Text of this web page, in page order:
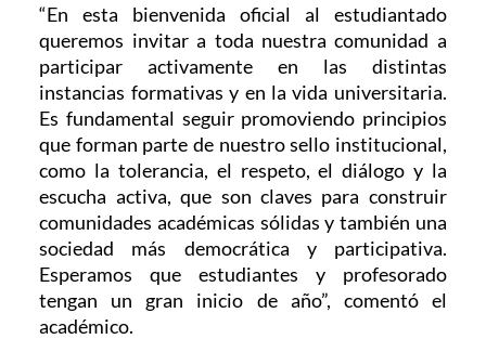
“En esta bienvenida oficial al estudiantado
queremos invitar a toda nuestra comunidad a
participar activamente en las distintas
instancias formativas y en la vida universitaria.
Es fundamental seguir promoviendo principios
que forman parte de nuestro sello institucional,
como la tolerancia, el respeto, el diálogo y la
escucha activa, que son claves para construir
comunidades académicas sólidas y también una
sociedad más democrática y participativa.
Esperamos que estudiantes y profesorado
tengan un gran inicio de año”, comentó el
académico.